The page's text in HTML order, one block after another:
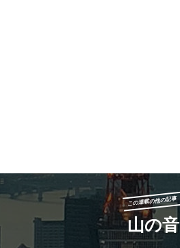
この連載の他の記事
山の音